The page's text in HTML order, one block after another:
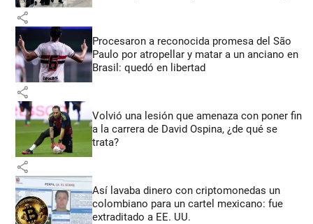
share
Procesaron a reconocida promesa del São
Paulo por atropellar y matar a un anciano en
Brasil: quedó en libertad
share
Volvió una lesión que amenaza con poner fin
a la carrera de David Ospina, ¿de qué se
trata?
share
Así lavaba dinero con criptomonedas un
colombiano para un cartel mexicano: fue
extraditado a EE. UU.